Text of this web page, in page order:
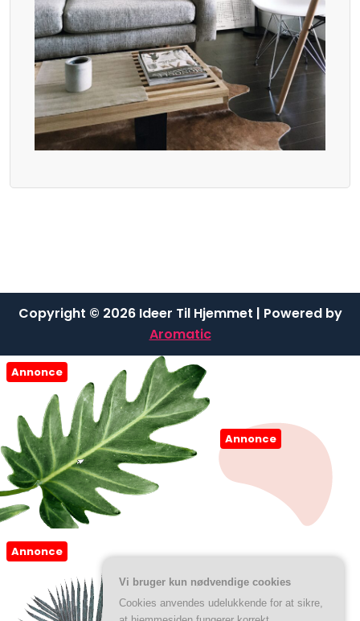
Copyright © 2026 Ideer Til Hjemmet | Powered by
Aromatic
Annonce
Annonce
Annonce
Vi bruger kun nødvendige cookies
Cookies anvendes udelukkende for at sikre,